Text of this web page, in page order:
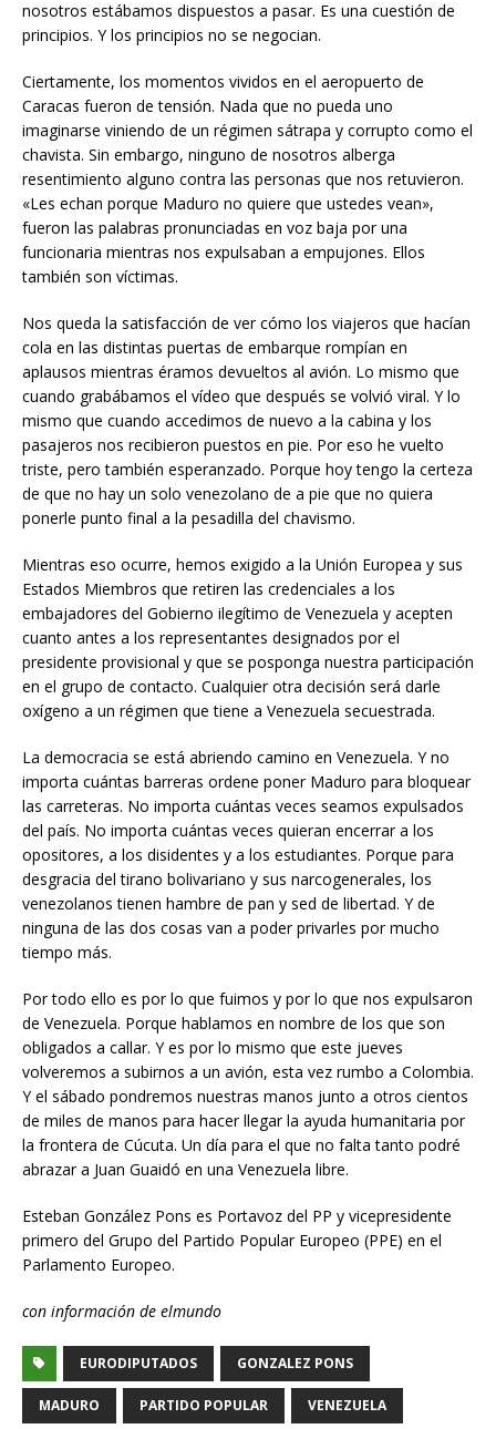
nosotros estábamos dispuestos a pasar. Es una cuestión de
principios. Y los principios no se negocian.
Ciertamente, los momentos vividos en el aeropuerto de
Caracas fueron de tensión. Nada que no pueda uno
imaginarse viniendo de un régimen sátrapa y corrupto como el
chavista. Sin embargo, ninguno de nosotros alberga
resentimiento alguno contra las personas que nos retuvieron.
«Les echan porque Maduro no quiere que ustedes vean»,
fueron las palabras pronunciadas en voz baja por una
funcionaria mientras nos expulsaban a empujones. Ellos
también son víctimas.
Nos queda la satisfacción de ver cómo los viajeros que hacían
cola en las distintas puertas de embarque rompían en
aplausos mientras éramos devueltos al avión. Lo mismo que
cuando grabábamos el vídeo que después se volvió viral. Y lo
mismo que cuando accedimos de nuevo a la cabina y los
pasajeros nos recibieron puestos en pie. Por eso he vuelto
triste, pero también esperanzado. Porque hoy tengo la certeza
de que no hay un solo venezolano de a pie que no quiera
ponerle punto final a la pesadilla del chavismo.
Mientras eso ocurre, hemos exigido a la Unión Europea y sus
Estados Miembros que retiren las credenciales a los
embajadores del Gobierno ilegítimo de Venezuela y acepten
cuanto antes a los representantes designados por el
presidente provisional y que se posponga nuestra participación
en el grupo de contacto. Cualquier otra decisión será darle
oxígeno a un régimen que tiene a Venezuela secuestrada.
La democracia se está abriendo camino en Venezuela. Y no
importa cuántas barreras ordene poner Maduro para bloquear
las carreteras. No importa cuántas veces seamos expulsados
del país. No importa cuántas veces quieran encerrar a los
opositores, a los disidentes y a los estudiantes. Porque para
desgracia del tirano bolivariano y sus narcogenerales, los
venezolanos tienen hambre de pan y sed de libertad. Y de
ninguna de las dos cosas van a poder privarles por mucho
tiempo más.
Por todo ello es por lo que fuimos y por lo que nos expulsaron
de Venezuela. Porque hablamos en nombre de los que son
obligados a callar. Y es por lo mismo que este jueves
volveremos a subirnos a un avión, esta vez rumbo a Colombia.
Y el sábado pondremos nuestras manos junto a otros cientos
de miles de manos para hacer llegar la ayuda humanitaria por
la frontera de Cúcuta. Un día para el que no falta tanto podré
abrazar a Juan Guaidó en una Venezuela libre.
Esteban González Pons es Portavoz del PP y vicepresidente
primero del Grupo del Partido Popular Europeo (PPE) en el
Parlamento Europeo.
con información de elmundo
EURODIPUTADOS GONZALEZ PONS
MADURO PARTIDO POPULAR VENEZUELA